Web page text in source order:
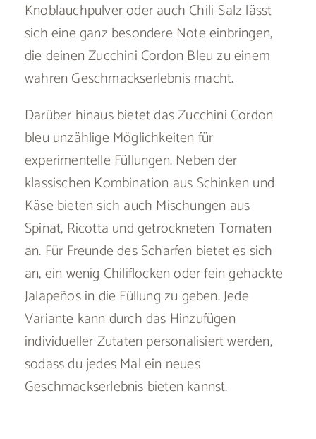
Knoblauchpulver oder auch Chili-Salz lässt
sich eine ganz besondere Note einbringen,
die deinen Zucchini Cordon Bleu zu einem
wahren Geschmackserlebnis macht.
Darüber hinaus bietet das Zucchini Cordon
bleu unzählige Möglichkeiten für
experimentelle Füllungen. Neben der
klassischen Kombination aus Schinken und
Käse bieten sich auch Mischungen aus
Spinat, Ricotta und getrockneten Tomaten
an. Für Freunde des Scharfen bietet es sich
an, ein wenig Chiliflocken oder fein gehackte
Jalapeños in die Füllung zu geben. Jede
Variante kann durch das Hinzufügen
individueller Zutaten personalisiert werden,
sodass du jedes Mal ein neues
Geschmackserlebnis bieten kannst.